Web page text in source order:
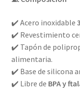
✔️ Acero inoxidable
✔️ Revestimiento
✔️ Tapón de
alimentaria.
✔️ Base de silicona
✔️ Libre de BPA y